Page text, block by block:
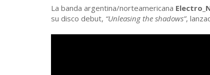
La banda argentina/norteamericana
su disco debut, “Unleasing the shadows”,